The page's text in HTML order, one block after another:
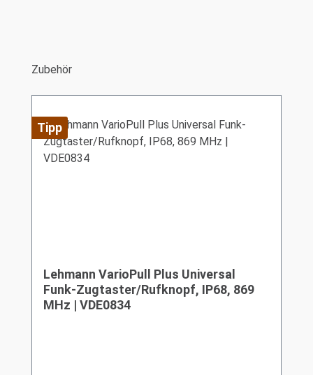
Produktgalerie überspringen
Zubehör
Tipp
Lehmann VarioPull Plus Universal
Funk-Zugtaster/Rufknopf, IP68, 869
MHz | VDE0834